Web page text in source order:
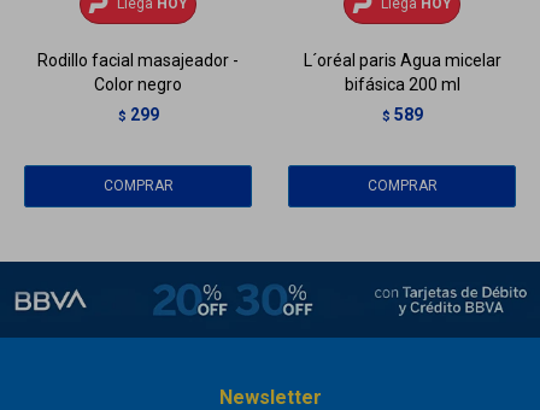
Llega HOY
Rodillo facial masajeador -
Color negro
$ 299
Llega HOY
L´oréal paris Agua micelar
bifásica 200 ml
$ 589
Newsletter